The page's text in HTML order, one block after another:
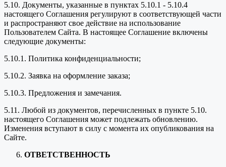
5.10. Документы, указанные в пунктах 5.10.1 - 5.10.4
настоящего Соглашения регулируют в соответствующей части
и распространяют свое действие на использование
Пользователем Сайта. В настоящее Соглашение включены
следующие документы:
5.10.1. Политика конфиденциальности;
5.10.2. Заявка на оформление заказа;
5.10.3. Предложения и замечания.
5.11. Любой из документов, перечисленных в пункте 5.10.
настоящего Соглашения может подлежать обновлению.
Изменения вступают в силу с момента их опубликования на
Сайте.
ОТВЕТСТВЕННОСТЬ